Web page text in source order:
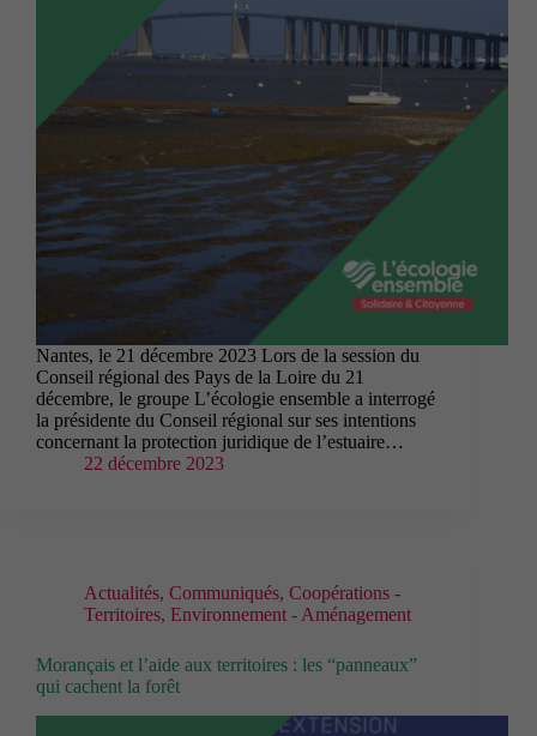
Nantes, le 21 décembre 2023 Lors de la session du
Conseil régional des Pays de la Loire du 21
décembre, le groupe L’écologie ensemble a interrogé
la présidente du Conseil régional sur ses intentions
concernant la protection juridique de l’estuaire…
22 décembre 2023
Actualités, Communiqués, Coopérations -
Territoires, Environnement - Aménagement
Morançais et l’aide aux territoires : les “panneaux”
qui cachent la forêt